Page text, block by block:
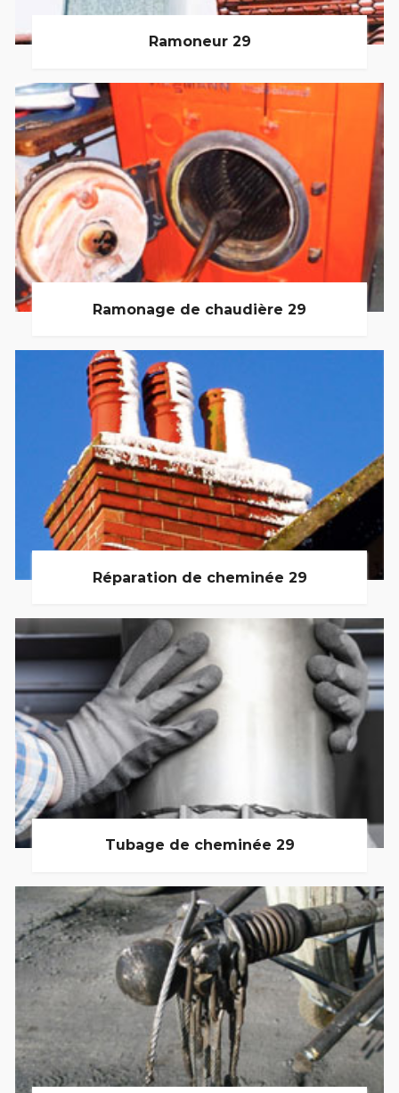
Ramoneur 29
Ramonage de chaudière 29
Réparation de cheminée 29
Tubage de cheminée 29